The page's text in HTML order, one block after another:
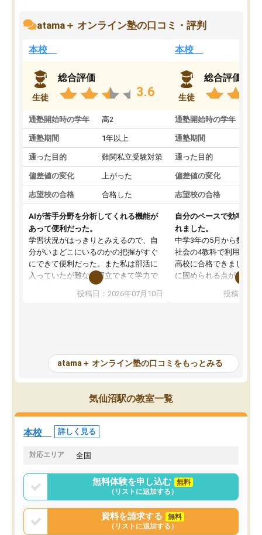
atama＋ オンライン塾の口コミ・評判
本校
生徒
総合評価
3.6
通塾開始時の学年 高2
通塾期間 1年以上
通った目的 難関私立受験対策
偏差値の変化 上がった
志望校の合格 合格した
AIが苦手分野を分析してくれる機能が
あって便利だった。
学習状況がはっきりとみえるので、自
分がいまどこにいるのかの把握がすぐ
にできて便利だった。また私は部活に
入っていたが難なく両立できて学力で
も部活でも結果を残すことができてよ
かった。また問題演習の際に、自分が
が、自分で自分の管理ができない人に
とっては難しい部分もあるのではない
かと思った。
投稿日：2026年07月10日
本校
生徒
総合評価
通塾開始時の学年
通塾期間
通った目的
偏差値の変化
志望校の合格
自分のペースで効率よく
れました。
中学3年の5月から数学・
社会の4教科で利用し、
高校に合格できました。
に固められる点が魅力で
項目のおかげで、手軽
元数が可視化されるので
しながら意欲的に取り組
常に効果を実感している
すめできる塾です。
投稿日：
atama＋ オンライン塾の口コミをもっとみる
気仙沼駅の教室一覧
本校 詳しく見る
対応エリア 全国
無料体験を申し込む
無料
（リストに追加する）
資料を請求する
無料
（リストに追加する）